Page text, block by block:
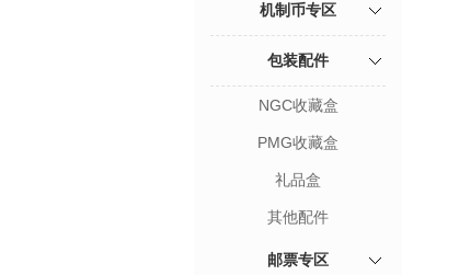
机制币专区
包装配件
NGC收藏盒
PMG收藏盒
礼品盒
其他配件
邮票专区